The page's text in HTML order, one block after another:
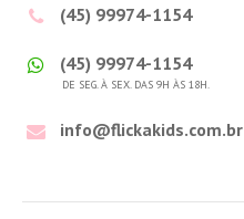
(45) 99974-1154
(45) 99974-1154
DE SEG. À SEX. DAS 9H ÀS 18H.
info@flickakids.com.br